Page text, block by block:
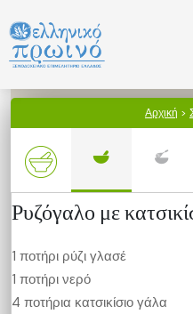
σε
περιεχόμενο
Αρχική >
Ρυζόγαλο με
1 ποτήρι ρύζι γλασέ
1 ποτήρι νερό
4 ποτήρια κατσικίσιο γάλα